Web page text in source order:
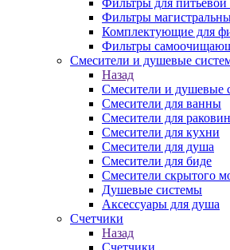
Фильтры для
Фильтры
Комплектующие для
Фильтры
Смесители и душевые
Назад
Смесители и душевые
Смесители для ванны
Смесители для раковин
Смесители для кухни
Смесители для душа
Смесители для биде
Смесители скрытого
Душевые системы
Аксессуары для душа
Счетчики
Назад
Счетчики